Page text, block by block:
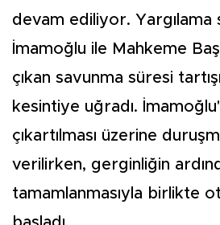
devam ediliyor. Yargılama
İmamoğlu ile Mahkeme
çıkan savunma süresi
kesintiye uğradı.
çıkartılması üzerine
verilirken, gerginliğin
tamamlanmasıyla birlikte